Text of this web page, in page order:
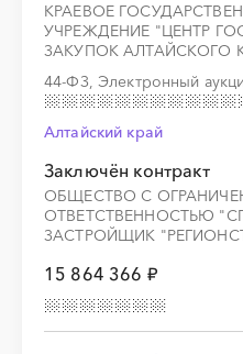
КРАЕВОЕ
УЧРЕЖДЕНИЕ "ЦЕНТР
ЗАКУПОК АЛТАЙСКОГО
44-ФЗ, Электронный
Алтайский край
Заключён контракт
ОБЩЕСТВО С
ОТВЕТСТВЕННОСТЬЮ
ЗАСТРОЙЩИК
15 864 366 ₽